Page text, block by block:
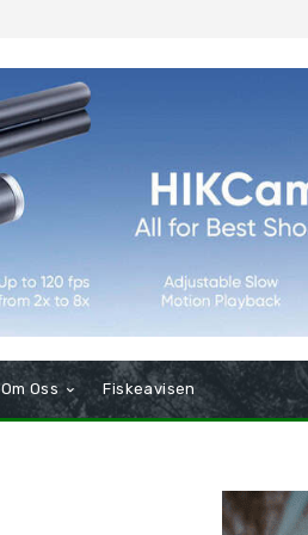
Om Oss Fiskeavisen